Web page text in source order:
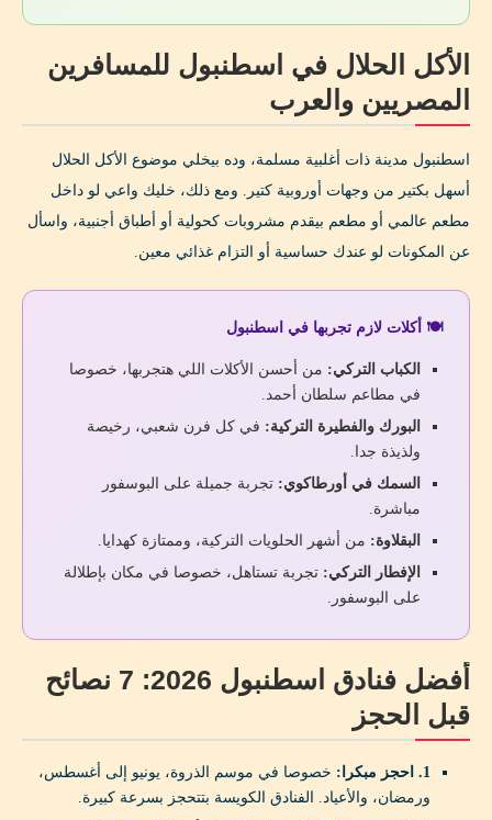
الأكل الحلال في اسطنبول للمسافرين
المصريين والعرب
اسطنبول مدينة ذات أغلبية مسلمة، وده بيخلي موضوع الأكل الحلال
أسهل بكتير من وجهات أوروبية كتير. ومع ذلك، خليك واعي لو داخل
مطعم عالمي أو مطعم بيقدم مشروبات كحولية أو أطباق أجنبية، واسأل
عن المكونات لو عندك حساسية أو التزام غذائي معين.
🍽️ أكلات لازم تجربها في اسطنبول
الكباب التركي: من أحسن الأكلات اللي هتجربها، خصوصا
في مطاعم سلطان أحمد.
البورك والفطيرة التركية: في كل فرن شعبي، رخيصة
ولذيذة جدا.
السمك في أورطاكوي: تجربة جميلة على البوسفور
مباشرة.
البقلاوة: من أشهر الحلويات التركية، وممتازة كهدايا.
الإفطار التركي: تجربة تستاهل، خصوصا في مكان بإطلالة
على البوسفور.
أفضل فنادق اسطنبول 2026: 7 نصائح
قبل الحجز
1. احجز مبكرا:
خصوصا في موسم الذروة، يونيو إلى أغسطس،
ورمضان، والأعياد. الفنادق الكويسة بتتحجز بسرعة كبيرة.